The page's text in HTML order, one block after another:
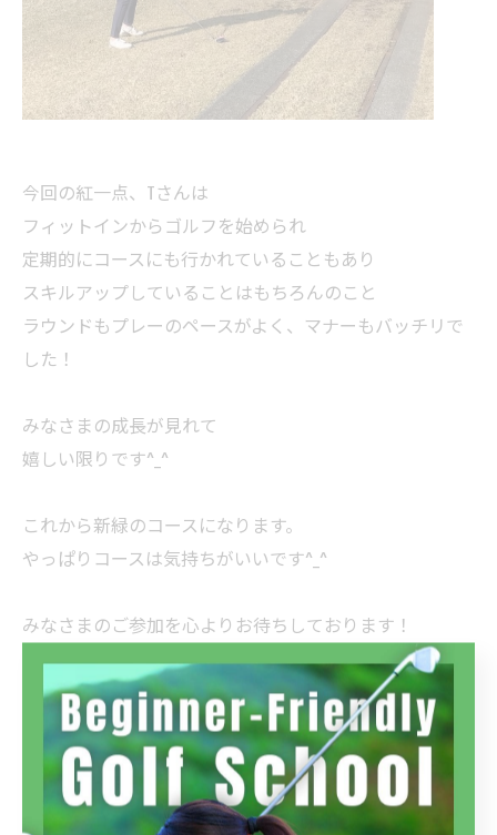
今回の紅一点、Tさんは
フィットインからゴルフを始められ
定期的にコースにも行かれていることもあり
スキルアップしていることはもちろんのこと
ラウンドもプレーのペースがよく、マナーもバッチリで
した！
みなさまの成長が見れて
嬉しい限りです^_^
これから新緑のコースになります。
やっぱりコースは気持ちがいいです^_^
みなさまのご参加を心よりお待ちしております！
岡部